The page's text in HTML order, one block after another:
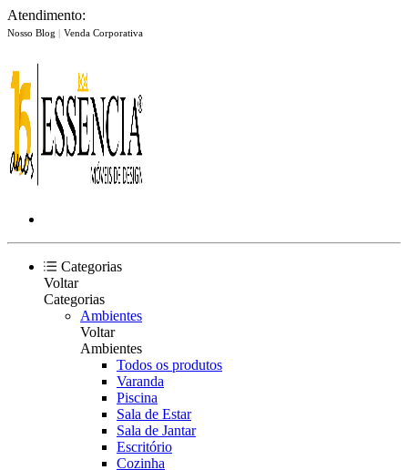
Atendimento:
Nosso Blog | Venda Corporativa
Categorias
Voltar
Categorias
Ambientes
Voltar
Ambientes
Todos os produtos
Varanda
Piscina
Sala de Estar
Sala de Jantar
Escritório
Cozinha